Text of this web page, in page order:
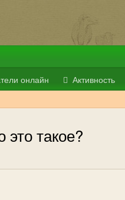
онлайн Активность
такое?